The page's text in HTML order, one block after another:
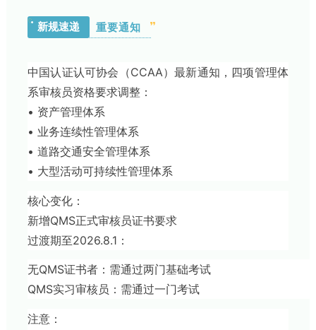
新规速递 重要通知
中国认证认可协会（CCAA）最新通知，四项管理体
系审核员资格要求调整：
• 资产管理体系
• 业务连续性管理体系
• 道路交通安全管理体系
• 大型活动可持续性管理体系
核心变化：
新增QMS正式审核员证书要求
过渡期至2026.8.1：
无QMS证书者：需通过两门基础考试
QMS实习审核员：需通过一门考试
注意：